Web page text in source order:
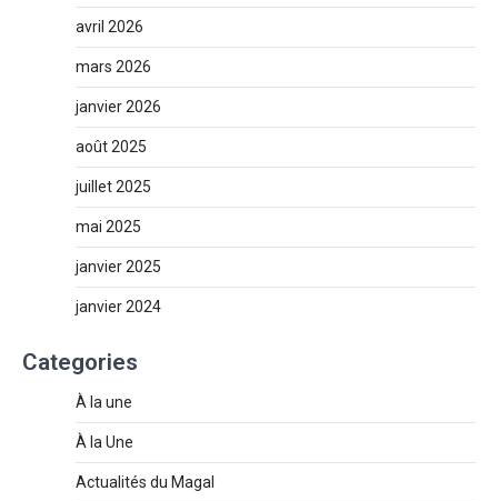
avril 2026
mars 2026
janvier 2026
août 2025
juillet 2025
mai 2025
janvier 2025
janvier 2024
Categories
À la une
À la Une
Actualités du Magal